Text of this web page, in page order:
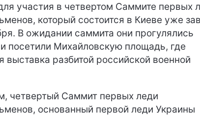
участия в четвертом Саммите первых
который состоится в Киеве уже
В ожидании саммита они прогулялись
посетили Михайловскую площадь, где
выставка разбитой российской военной
четвертый Саммит первых леди
основанный первой леди Украины